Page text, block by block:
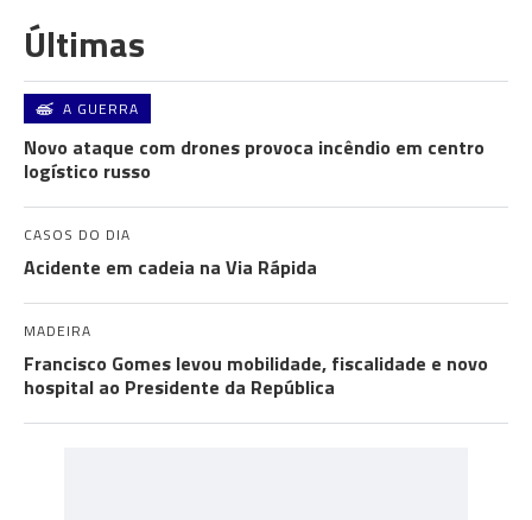
Últimas
A GUERRA
Novo ataque com drones provoca incêndio em centro
logístico russo
CASOS DO DIA
Acidente em cadeia na Via Rápida
MADEIRA
Francisco Gomes levou mobilidade, fiscalidade e novo
hospital ao Presidente da República